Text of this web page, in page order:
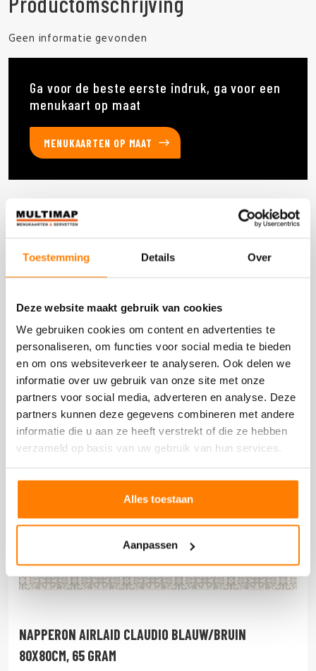
Toestemming Details Over
Deze website maakt gebruik van cookies
We gebruiken cookies om content en advertenties te
personaliseren, om functies voor social media te bieden
en om ons websiteverkeer te analyseren. Ook delen we
informatie over uw gebruik van onze site met onze
partners voor social media, adverteren en analyse. Deze
partners kunnen deze gegevens combineren met andere
informatie die u aan ze heeft verstrekt of die ze hebben
verzameld op basis van uw gebruik van hun services.
Alles toestaan
Aanpassen
Geen informatie gevonden
Ga voor de beste eerste indruk, ga voor een
menukaart op maat
MENUKAARTEN OP MAAT
Deze producten heb je eerder bekeken
NAPPERON AIRLAID CLAUDIO BLAUW/BRUIN
80X80CM, 65 GRAM